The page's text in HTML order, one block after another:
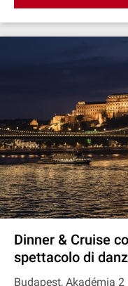
Dinner & Cruise
spettacolo di
Budapest, Akadémia 2